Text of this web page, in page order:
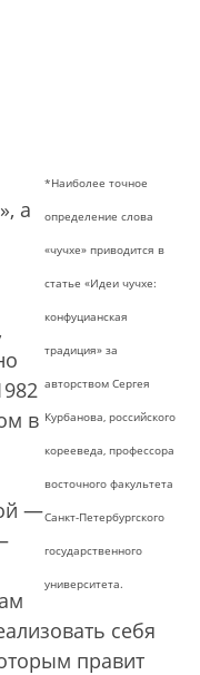
*Наиболее точное
определение слова
«чучхе» приводится в
статье «Идеи чучхе:
конфуцианская
традиция» за
авторством Сергея
Курбанова, российского
корееведа, профессора
восточного факультета
Санкт-Петербургского
государственного
университета.
а
в
—
себя
правит